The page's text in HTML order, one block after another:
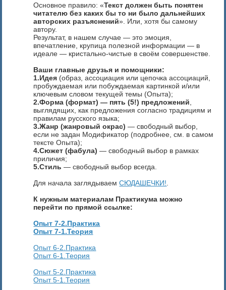
Основное правило: «Текст должен быть понятен
читателю без каких бы то ни было дальнейших
авторских разъяснений». Или, хотя бы самому
автору.
Результат, в нашем случае — это эмоция,
впечатление, крупица полезной информации — в
идеале — кристально-чистые в своём совершенстве.
Ваши главные друзья и помощники:
1.Идея (образ, ассоциация или цепочка ассоциаций,
пробуждаемая или побуждаемая картинкой и/или
ключевым словом текущей темы (Опыта);
2.Форма (формат) — пять (5!) предложений
выглядящих, как предложения согласно традициям и
правилам русского языка;
3.Жанр (жанровый окрас) — свободный выбор,
если не задан Модификатор (подробнее, см. в самом
тексте Опыта);
4.Сюжет (фабула) — свободный выбор в рамках
приличия;
5.Стиль — свободный выбор всегда.
Для начала заглядываемСЮДАШЕЧКИ!
К нужным материалам Практикума можно
перейти по прямой ссылке:
Опыт 7-2.Практика
Опыт 7-1.Теория
Опыт 6-2.Практика
Опыт 6-1.Теория
Опыт 5-2.Практика
Опыт 5-1.Теория